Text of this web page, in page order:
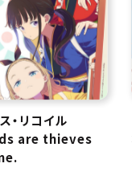
・リコイル
are thieves